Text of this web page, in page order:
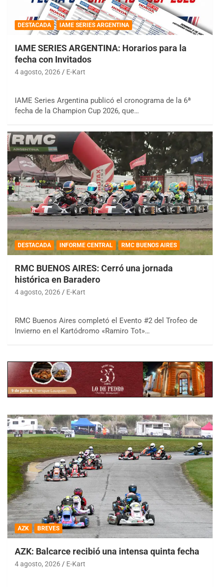
DESTACADA IAME SERIES ARGENTINA
IAME SERIES ARGENTINA: Horarios para la
fecha con Invitados
4 agosto, 2026 E-Kart
IAME Series Argentina publicó el cronograma de la 6ª
fecha de la Champion Cup 2026, que…
DESTACADA INFORME CENTRAL RMC BUENOS AIRES
RMC BUENOS AIRES: Cerró una jornada
histórica en Baradero
4 agosto, 2026 E-Kart
RMC Buenos Aires completó el Evento #2 del Trofeo de
Invierno en el Kartódromo «Ramiro Tot»…
AZK BREVES
AZK: Balcarce recibió una intensa quinta fecha
4 agosto, 2026 E-Kart